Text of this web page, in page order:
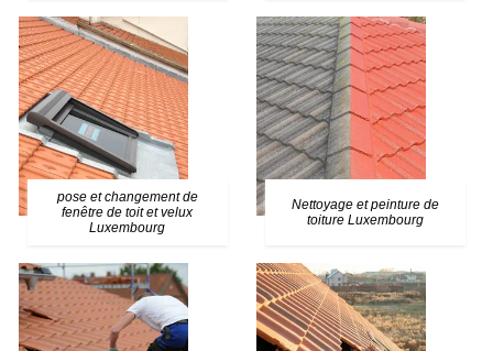
pose et changement de
fenêtre de toit et velux
Luxembourg
Nettoyage et peinture de
toiture Luxembourg